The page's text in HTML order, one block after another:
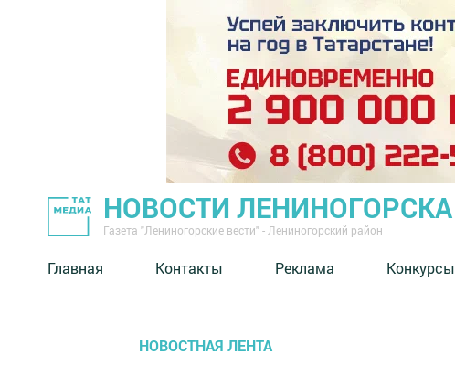
НОВОСТИ ЛЕНИНОГОРСКА
Газета "Лениногорские вести" - Лениногорский район
Главная Контакты Реклама Конкурсы
НОВОСТНАЯ ЛЕНТА